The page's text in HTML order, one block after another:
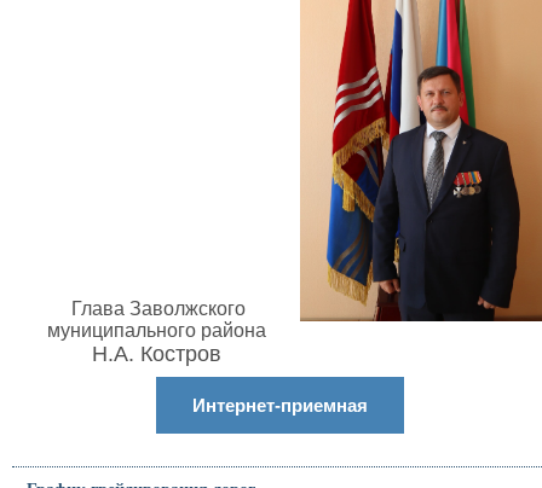
Глава Заволжского
муниципального района
Н.А. Костров
Интернет-приемная